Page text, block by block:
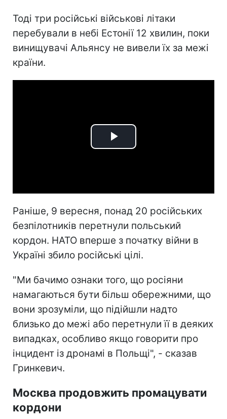
Тоді три російські військові літаки
перебували в небі Естонії 12 хвилин, поки
винищувачі Альянсу не вивели їх за межі
країни.
Play
Раніше, 9 вересня, понад 20 російських
безпілотників перетнули польський
кордон. НАТО вперше з початку війни в
Україні збило російські цілі.
"Ми бачимо ознаки того, що росіяни
намагаються бути більш обережними, що
вони зрозуміли, що підійшли надто
близько до межі або перетнули її в деяких
випадках, особливо якщо говорити про
інцидент із дронамі в Польщі", - сказав
Гринкевич.
Москва продовжить промацувати
кордони